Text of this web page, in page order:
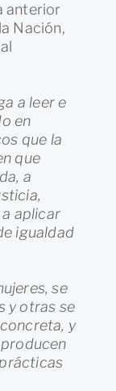
anterior
Nación,
a leer e
en
que la
que
a
aplicar
igualdad
se
y otras se
y